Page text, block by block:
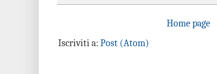
Home page
Iscriviti a: Post (Atom)